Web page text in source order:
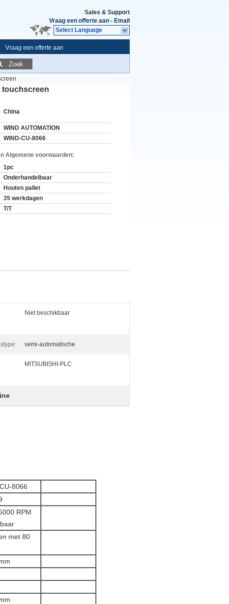
Sales & Support
Vraag een offerte aan - Email
Select Language
Vraag een offerte aan
Zoek
touchscreen
China
WIND AUTOMATION
WIND-CU-8066
Algemene voorwaarden:
1pc
Onderhandelbaar
Houten pallet
35 werkdagen
T/T
Niet beschikbaar
semi-automatische
MITSUBISHI-PLC
8066
RPM
met 80